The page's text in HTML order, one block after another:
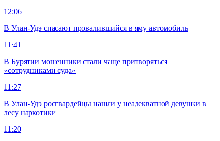
12:06
В Улан-Удэ спасают провалившийся в яму автомобиль
11:41
В Бурятии мошенники стали чаще притворяться
«сотрудниками суда»
11:27
В Улан-Удэ росгвардейцы нашли у неадекватной девушки в
лесу наркотики
11:20